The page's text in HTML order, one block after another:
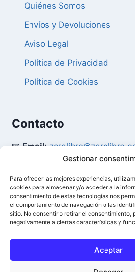
Gestionar
Para ofrecer las mejores experiencias,
cookies para almacenar y/o acceder a la
consentimiento de estas tecnologías nos
el comportamiento de navegación o las
sitio. No consentir o retirar el consentimiento,
negativamente a ciertas características y
Aceptar
Quiénes Somos
Envíos y Devoluciones
Aviso Legal
Política de Privacidad
Política de Cookies
Contacto
📧Email:
Mi Cuenta
👤Acceder / Mi Cuenta
🛒Ver Carrito